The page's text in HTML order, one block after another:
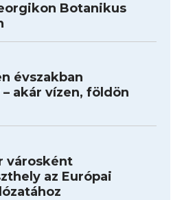
Botanikus
évszakban
akár vízen, földön
városként
az Európai